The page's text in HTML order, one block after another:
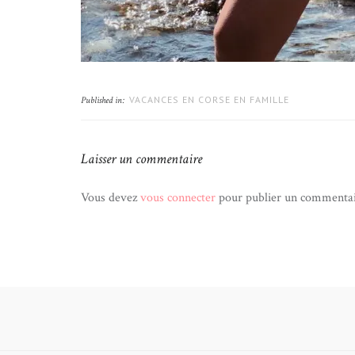
Published in: VACANCES EN CORSE EN FAMILLE
Laisser un commentaire
Vous devezvous connecterpour publier un